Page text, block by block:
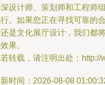
设计师、策划师和工程师
。如果您正在寻找可靠的
是文化展厅设计，我们都
果。
转载，请注明出处：http://
时间：2026-08-08